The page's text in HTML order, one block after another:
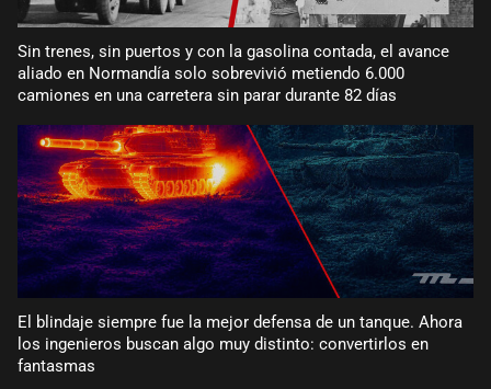
Sin trenes, sin puertos y con la gasolina contada, el avance
aliado en Normandía solo sobrevivió metiendo 6.000
camiones en una carretera sin parar durante 82 días
El blindaje siempre fue la mejor defensa de un tanque. Ahora
los ingenieros buscan algo muy distinto: convertirlos en
fantasmas